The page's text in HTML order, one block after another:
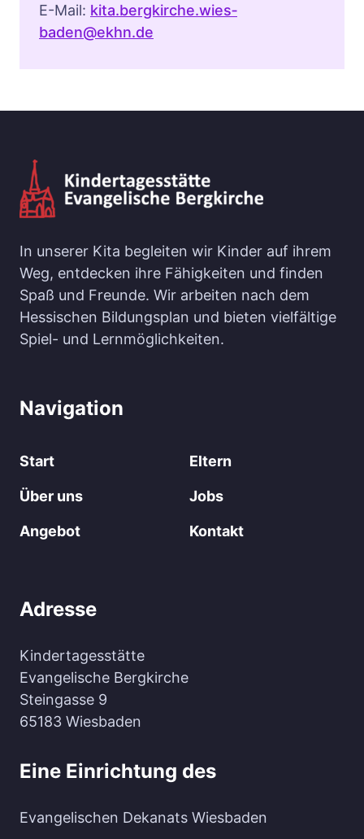
E-Mail: kita.bergkirche.wies­
baden@ekhn.de
In unserer Kita begleiten wir Kinder auf ihrem
Weg, entdecken ihre Fähigkeiten und finden
Spaß und Freunde. Wir arbeiten nach dem
Hessischen Bildungsplan und bieten vielfältige
Spiel- und Lernmöglichkeiten.
Navigation
Start
Über uns
Angebot
Eltern
Jobs
Kontakt
Adresse
Kindertagesstätte
Evangelische Bergkirche
Steingasse 9
65183 Wiesbaden
Eine Einrichtung des
Evangelischen Dekanats Wiesbaden